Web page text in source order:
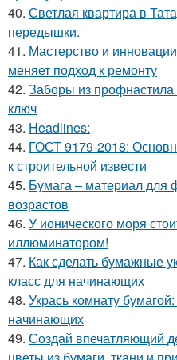
40. Светлая квартира в
передышки.
41. Мастерство и
меняет подход к ремонту
42. Заборы из профнастила
ключ
43. Headlines:
44. ГОСТ 9179-2018:
к строительной извести
45. Бумага – материал для
возрастов
46. У ионического моря
иллюминатором!
47. Как сделать бумажные
класс для начинающих
48. Укрась комнату
начинающих
49. Создай впечатляющий